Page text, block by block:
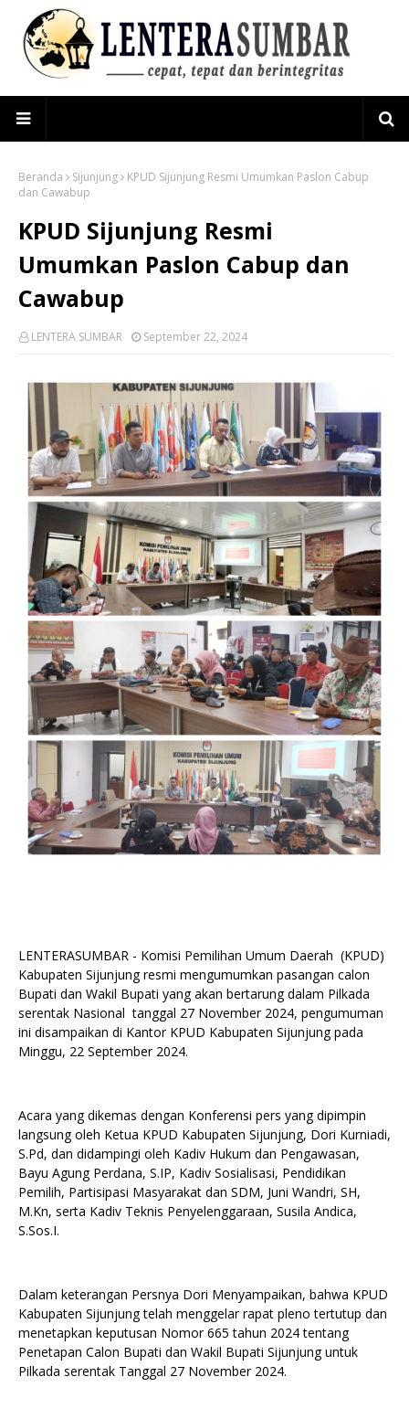
Beranda Sijunjung
KPUD Sijunjung Resmi Umumkan Paslon Cabup
dan Cawabup
KPUD Sijunjung Resmi
Umumkan Paslon Cabup dan
Cawabup
LENTERA SUMBAR September 22, 2024
LENTERASUMBAR - Komisi Pemilihan Umum Daerah (KPUD)
Kabupaten Sijunjung resmi mengumumkan pasangan calon
Bupati dan Wakil Bupati yang akan bertarung dalam Pilkada
serentak Nasional tanggal 27 November 2024, pengumuman
ini disampaikan di Kantor KPUD Kabupaten Sijunjung pada
Minggu, 22 September 2024.
Acara yang dikemas dengan Konferensi pers yang dipimpin
langsung oleh Ketua KPUD Kabupaten Sijunjung, Dori Kurniadi,
S.Pd, dan didampingi oleh Kadiv Hukum dan Pengawasan,
Bayu Agung Perdana, S.IP, Kadiv Sosialisasi, Pendidikan
Pemilih, Partisipasi Masyarakat dan SDM, Juni Wandri, SH,
M.Kn, serta Kadiv Teknis Penyelenggaraan, Susila Andica,
S.Sos.I.
Dalam keterangan Persnya Dori Menyampaikan, bahwa KPUD
Kabupaten Sijunjung telah menggelar rapat pleno tertutup dan
menetapkan keputusan Nomor 665 tahun 2024 tentang
Penetapan Calon Bupati dan Wakil Bupati Sijunjung untuk
Pilkada serentak Tanggal 27 November 2024.